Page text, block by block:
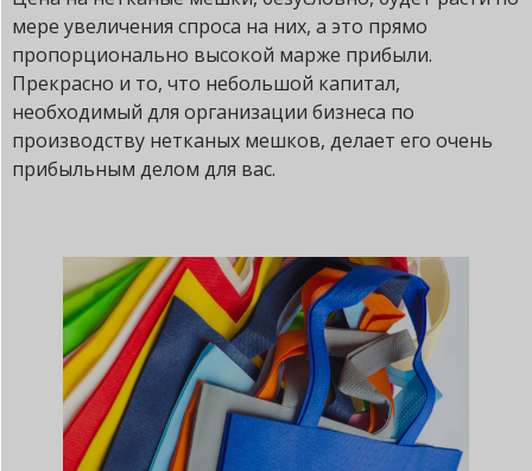
мере увеличения спроса на них, а это прямо
пропорционально высокой марже прибыли.
Прекрасно и то, что небольшой капитал,
необходимый для организации бизнеса по
производству нетканых мешков, делает его очень
прибыльным делом для вас.